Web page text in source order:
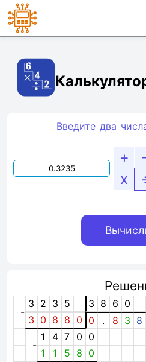
Введите два
+
x
-
3 2 3 5 3 8 6 0
3 0 8 8 0 0 . 8 3 8
-
1 4 7 0 0
1
1 5 8 0